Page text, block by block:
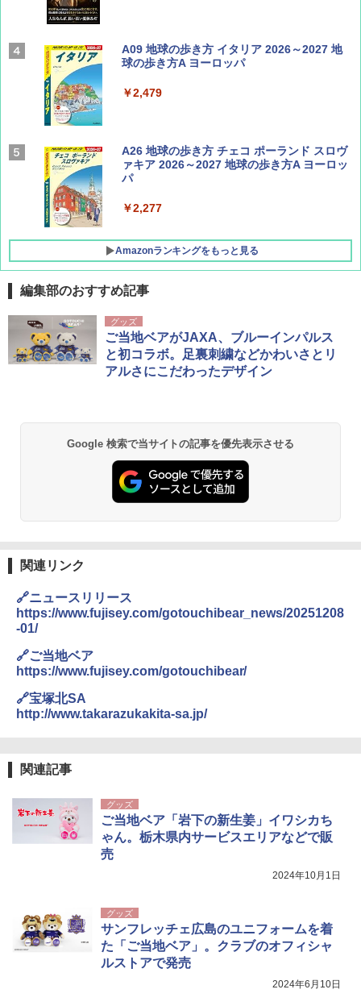
Coyote No.89 特集 星野道夫 夢見る旅
AIRLINE（エアライン）2026年9月号【特
集】ボーイング110周年を祝して！
A09 地球の歩き方 イタリア 2026～2027 地
球の歩き方A ヨーロッパ
￥2,479
A26 地球の歩き方 チェコ ポーランド スロヴ
ァキア 2026～2027 地球の歩き方A ヨーロッ
パ
￥2,277
Amazonランキングをもっと見る
[キャンパーズコレクション 山善] ポップアッ
プテント 傘みたいに広げて畳める パッとサ
ッとサンシェード キューブ フルクローズ メ
ッシュ 簡単設置 ワンタッチテント キャンプ
&ハイキング カーキ PATC-150(KH)
PYKES PEAK (パイクスピーク) 着替えテン
ト プライバシー テント 【中が透けない】 1
人用 折りたたみ 防災グッズ 災害用トイレ ビ
ーチ ピクニック ポップアップテント 携帯 簡
易 トイレテント (ブラック)
テント ワンタッチ RENEW 幅200 2-3人用 43
500002(88859)
[キャンパーズコレクション 山善] 傘みたいに
ーティング フルクローズ メッシュ 3-4人用
簡単設置 ポップアップテント エクルベージ
[キャンパーズコレクション 山善] 傘みたいに
広げるだけ パッとサッとテント キューブワ
イド ブラックコーティング フルクローズ メ
GRANDOOR ステンレス保冷剤 2個セット 2
026リニューアル 急速冷凍 空間倍増 衛生的
コンパクト 保冷力長持ち
￥2,980
BUNDOK(バンドック)ソロ ドーム 1 EX BDK
レーム ドーム型 テント
￥14,800
DEWEL パラソル 大型 ビーチ アウトドアパ
￥6,459
可能 安全ロック付き 高安全性 金属製耐久 コ
ンパクト多機能設計 持ち運び便利 アウトド
0ml（連続噴射30秒）110ml（連続噴射15
秒）射程5～10m 安全ロック搭載 携帯収納袋
付き ヒグマ・イノシシ対策 自治体・教育機
関の購入実績 登山・キャンプ・アウトドア・
編集部のおすすめ記事
グッズ
ご当地ベアがJAXA、ブルーインパルス
と初コラボ。足裏刺繍などかわいさとリ
アルさにこだわったデザイン
Google 検索で当サイトの記事を優先表示させる
関連リンク
🔗ニュースリリース
https://www.fujisey.com/gotouchibear_news/20251208
-01/
🔗ご当地ベア
https://www.fujisey.com/gotouchibear/
🔗宝塚北SA
http://www.takarazukakita-sa.jp/
関連記事
グッズ
ご当地ベア「岩下の新生姜」イワシカち
ゃん。栃木県内サービスエリアなどで販
売
2024年10月1日
グッズ
サンフレッチェ広島のユニフォームを着
た「ご当地ベア」。クラブのオフィシャ
ルストアで発売
2024年6月10日